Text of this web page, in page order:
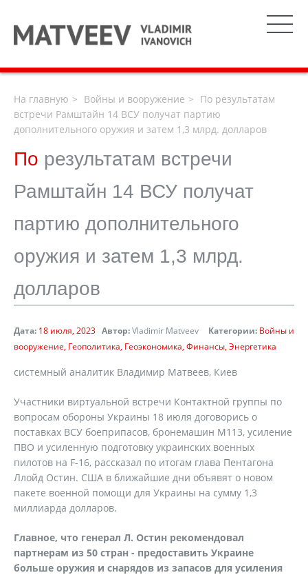
На главную Войны и вооружение
По результатам
встречи Рамштайн 14 ВСУ получат партию
дополнительного оружия и затем 1,3 млрд. долларов
По результатам встречи
Рамштайн 14 ВСУ получат
партию дополнительного
оружия и затем 1,3 млрд.
долларов
Дата: 18 июля, 2023 Автор:Vladimir Matveev Категории: Войны и
вооружение Геополитика Геоэкономика Финансы Энергетика
системный аналитик Владимир Матвеев, Киев
Участники виртуальной встречи Контактной группы по
вопросам обороны Украины 18 июля договорись о
поставках ВСУ боеприпасов, бронемашин М113, усиление
ПВО и усиленную подготовку украинских военных
пилотов на F-16, рассказал по итогам глава Пентагона
Ллойд Остин. США в ближайшие дни объявят о новом
пакете военной помощи для Украины на сумму 1,3
миллиарда долларов.
Главное, что генерал Л. Остин рекомендовал
партнерам из 50 стран - предоставить Украине
больше оружия и снарядов из запасов для усиления